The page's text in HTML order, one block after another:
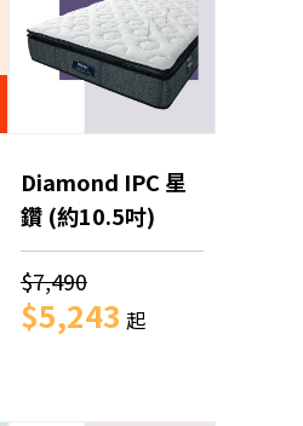
Diamond IPC 星
鑽 (約10.5吋)
$7,490
$5,243 起